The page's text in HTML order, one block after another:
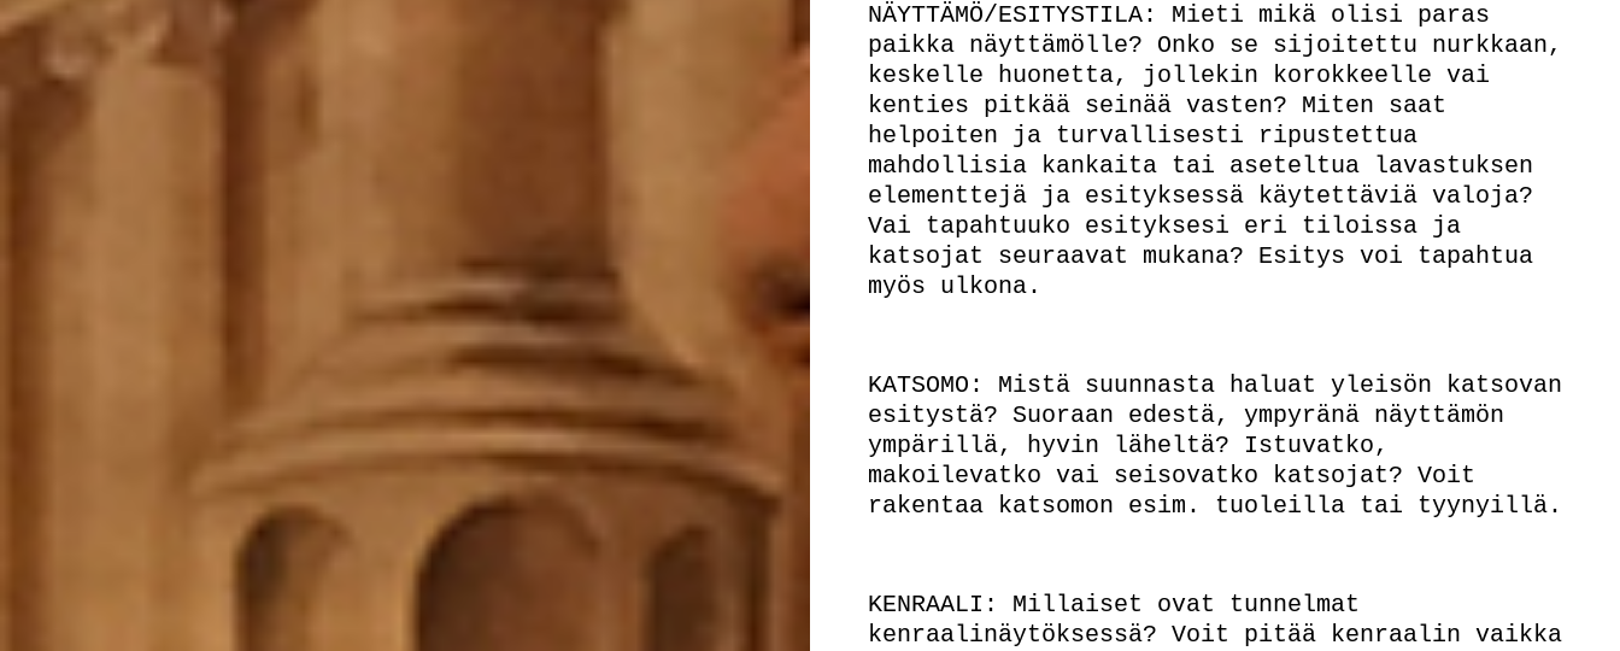
NÄYTTÄMÖ/ESITYSTILA: Mieti mikä olisi paras
paikka näyttämölle? Onko se sijoitettu nurkkaan,
keskelle huonetta, jollekin korokkeelle vai
kenties pitkää seinää vasten? Miten saat
helpoiten ja turvallisesti ripustettua
mahdollisia kankaita tai aseteltua lavastuksen
elementtejä ja esityksessä käytettäviä valoja?
Vai tapahtuuko esityksesi eri tiloissa ja
katsojat seuraavat mukana? Esitys voi tapahtua
myös ulkona.
KATSOMO: Mistä suunnasta haluat yleisön katsovan
esitystä? Suoraan edestä, ympyränä näyttämön
ympärillä, hyvin läheltä? Istuvatko,
makoilevatko vai seisovatko katsojat? Voit
rakentaa katsomon esim. tuoleilla tai tyynyillä.
KENRAALI: Millaiset ovat tunnelmat
kenraalinäytöksessä? Voit pitää kenraalin vaikka